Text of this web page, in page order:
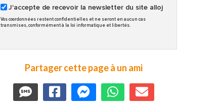
J'accepte de recevoir la newsletter du site alloj
Vos coordonnées restent confidentielles et ne seront en aucun cas
transmises, conformément à la loi informatique et libertés.
Partager cette page à un ami